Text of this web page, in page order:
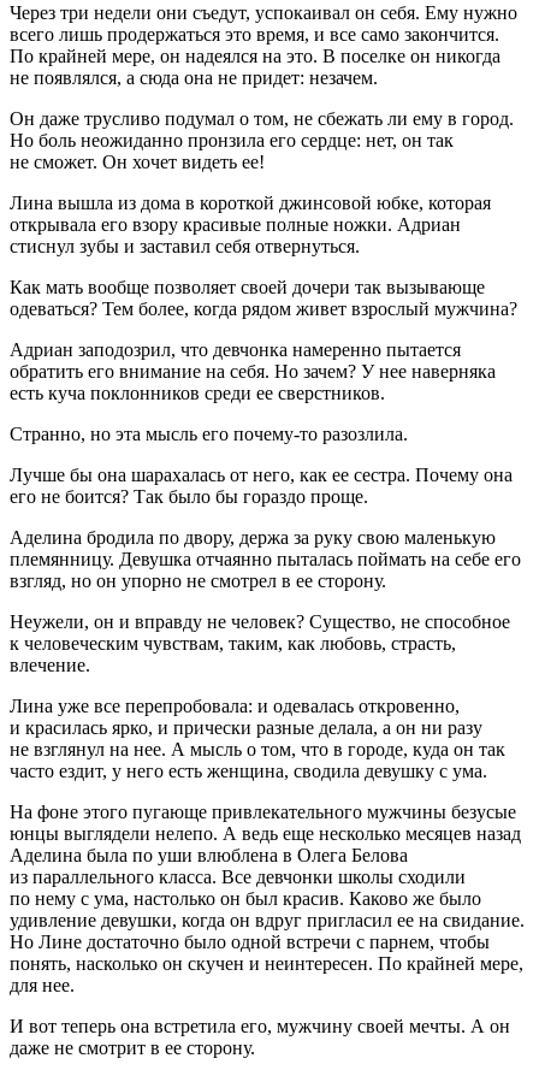
Через три недели они съедут, успокаивал он себя. Ему нужно
всего лишь продержаться это время, и все само закончится.
По крайней мере, он надеялся на это. В поселке он никогда
не появлялся, а сюда она не придет: незачем.
Он даже трусливо подумал о том, не сбежать ли ему в город.
Но боль неожиданно пронзила его сердце: нет, он так
не сможет. Он хочет видеть ее!
Лина вышла из дома в короткой джинсовой юбке, которая
открывала его взору красивые полные ножки. Адриан
стиснул зубы и заставил себя отвернуться.
Как мать вообще позволяет своей дочери так вызывающе
одеваться? Тем более, когда рядом живет взрослый мужчина?
Адриан заподозрил, что девчонка намеренно пытается
обратить его внимание на себя. Но зачем? У нее наверняка
есть куча поклонников среди ее сверстников.
Странно, но эта мысль его почему-то разозлила.
Лучше бы она шарахалась от него, как ее сестра. Почему она
его не боится? Так было бы гораздо проще.
Аделина бродила по двору, держа за руку свою маленькую
племянницу. Девушка отчаянно пыталась поймать на себе его
взгляд, но он упорно не смотрел в ее сторону.
Неужели, он и вправду не человек? Существо, не способное
к человеческим чувствам, таким, как любовь, страсть,
влечение.
Лина уже все перепробовала: и одевалась откровенно,
и красилась ярко, и прически разные делала, а он ни разу
не взглянул на нее. А мысль о том, что в городе, куда он так
часто ездит, у него есть женщина, сводила девушку с ума.
На фоне этого пугающе привлекательного мужчины безусые
юнцы выглядели нелепо. А ведь еще несколько месяцев назад
Аделина была по уши влюблена в Олега Белова
из параллельного класса. Все девчонки школы сходили
по нему с ума, настолько он был красив. Каково же было
удивление девушки, когда он вдруг пригласил ее на свидание.
Но Лине достаточно было одной встречи с парнем, чтобы
понять, насколько он скучен и неинтересен. По крайней мере,
для нее.
И вот теперь она встретила его, мужчину своей мечты. А он
даже не смотрит в ее сторону.